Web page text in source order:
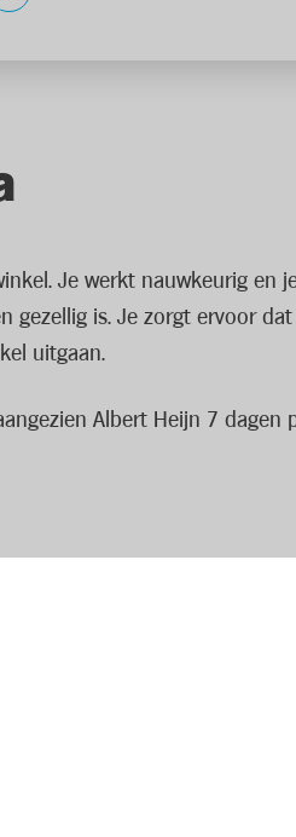
Je werkt nauwkeurig en
gezellig is. Je zorgt ervoor
uitgaan.
Albert Heijn 7 dagen